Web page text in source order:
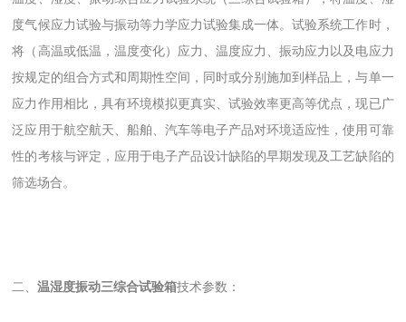
度气候应力试验与振动等力学应力试验集成一体。试验系统工作时，
将（高温或低温，温度变化）应力、温度应力、振动应力以及电应力
按规定的组合方式和周期性空间，同时或分别施加到样品上，与单一
应力作用相比，具有环境模拟更真实、试验效率更高等优点，现已广
泛应用于航空航天、船舶、汽车等电子产品对环境适应性，使用可靠
性的考核与评定，应用于电子产品设计缺陷的早期发现及工艺缺陷的
筛选场合。
二、温湿度振动三综合试验箱技术参数：